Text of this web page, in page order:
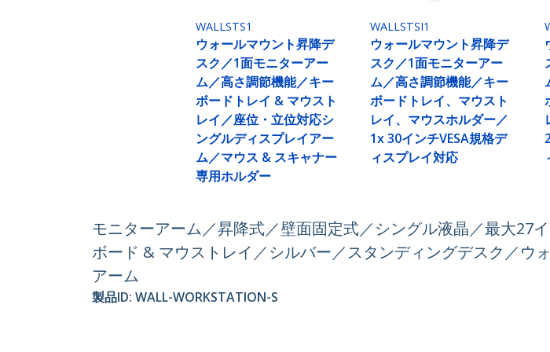
WALLSTS1
ウォールマウント昇降デ
スク／1面モニターアー
ム／高さ調節機能／キー
ボードトレイ & マウスト
レイ／座位・立位対応シ
ングルディスプレイアー
ム／マウス & スキャナー
専用ホルダー
WALLSTSI1
ウォールマウント昇降デ
スク／1面モニターアー
ム／高さ調節機能／キー
ボードトレイ、マウスト
レイ、マウスホルダー／
1x 30インチVESA規格デ
ィスプレイ対応
モニターアーム／昇降式／壁面固定式／シングル液晶／最大27
ボード & マウストレイ／シルバー／スタンディングデスク／ウ
アーム
製品ID: WALL-WORKSTATION-S